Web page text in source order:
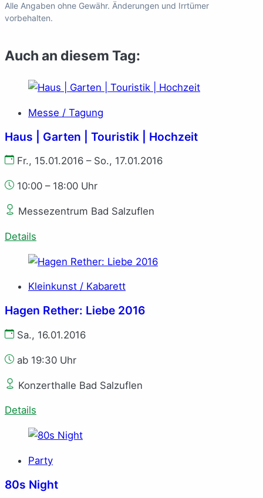
Alle Angaben ohne Gewähr. Änderungen und Irrtümer
vorbehalten.
Auch an diesem Tag:
Messe / Tagung
Haus | Garten | Touristik | Hochzeit
Fr., 15.01.2016 – So., 17.01.2016
10:00 – 18:00 Uhr
Messezentrum Bad Salzuflen
Details
Kleinkunst / Kabarett
Hagen Rether: Liebe 2016
Sa., 16.01.2016
ab 19:30 Uhr
Konzerthalle Bad Salzuflen
Details
Party
80s Night